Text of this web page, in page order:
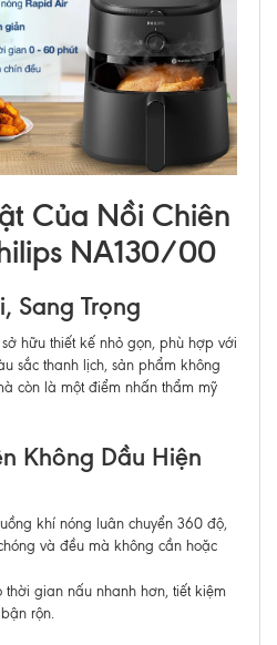
Của Nồi Chiên
NA130/00
Sang Trọng
hữu thiết kế nhỏ gọn, phù hợp với
sắc thanh lịch, sản phẩm không
còn là một điểm nhấn thẩm mỹ
Không Dầu Hiện
khí nóng luân chuyển 360 độ,
và đều mà không cần hoặc
gian nấu nhanh hơn, tiết kiệm
rộn.